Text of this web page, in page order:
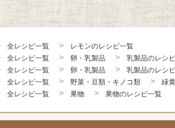
全レシピ一覧
レモンのレシピ一覧
全レシピ一覧 卵・乳製品
乳製品のレシ
全レシピ一覧 卵・乳製品
乳製品のレシ
全レシピ一覧 野菜・豆類・キノコ類
緑
全レシピ一覧 果物 果物のレシピ一覧